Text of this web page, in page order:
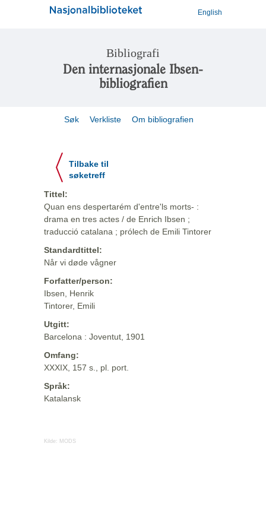
English
Bibliografi
Den internasjonale Ibsen-
bibliografien
Søk Verkliste Om bibliografien
Tilbake til
søketreff
Tittel:
Quan ens despertarém d'entre'ls morts- :
drama en tres actes / de Enrich Ibsen ;
traducció catalana ; prólech de Emili Tintorer
Standardtittel:
Når vi døde vågner
Forfatter/person:
Ibsen, Henrik
Tintorer, Emili
Utgitt:
Barcelona : Joventut, 1901
Omfang:
XXXIX, 157 s., pl. port.
Språk:
Katalansk
Kilde: MODS